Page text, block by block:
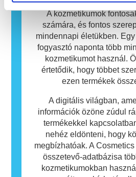
azt, hogy a termék mások
biztonságos.
A kozmetikumok
számára, és fontos
mindennapi életükben.
fogyasztó naponta több
kozmetikumot használ.
értetődik, hogy többet
ezen termékek
A digitális világban,
információk özöne zúdul
termékekkel
nehéz eldönteni, hogy
megbízhatóak. A
összetevő-adatbázisa
kozmetikumokban